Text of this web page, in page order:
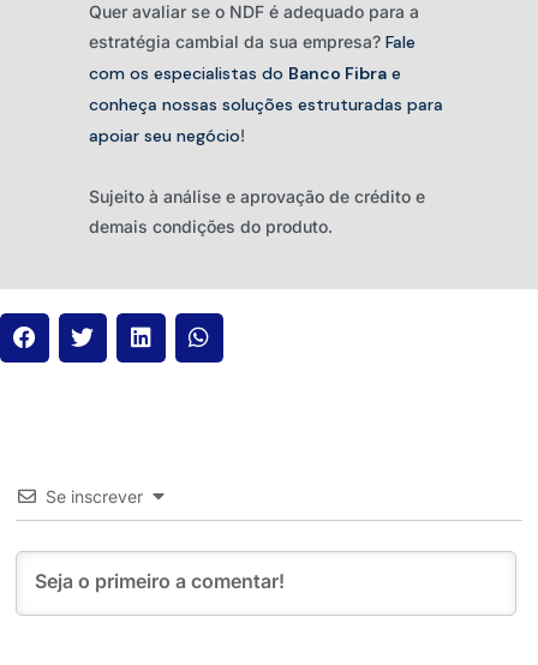
Quer avaliar se o NDF é adequado para a
estratégia cambial da sua empresa? Fale
com os especialistas do Banco Fibra e
conheça nossas soluções estruturadas para
apoiar seu negócio!
Sujeito à análise e aprovação de crédito e
demais condições do produto.
Se inscrever